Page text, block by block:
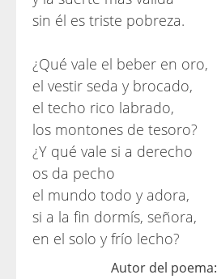
sin él es triste pobreza.
¿Qué vale el beber en oro,
el vestir seda y brocado,
el techo rico labrado,
los montones de tesoro?
¿Y qué vale si a derecho
os da pecho
el mundo todo y adora,
si a la fin dormís, señora,
en el solo y frío lecho?
Autor del poema: